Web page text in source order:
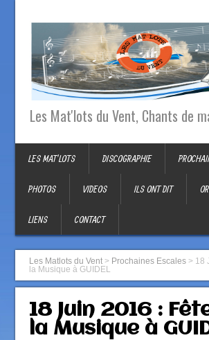
Les Mat'lots du Vent, Chants de
LES MAT’LOTS DISCOGRAPHIE
PHOTOS VIDEOS ILS ONT DIT
LIENS CONTACT
Les Matlots du Vent > Prochaines Escales > 18
la Musique à GUIDEL
18 Juin 2016 :
la Musique à